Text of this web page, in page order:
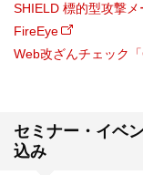
SHIELD 標的型攻撃
FireEye
Web改ざんチェック「
セミナー・イベ
込み